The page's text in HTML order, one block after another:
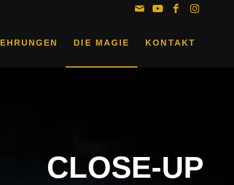
EHRUNGEN DIE MAGIE KONTAKT
CLOSE-UP